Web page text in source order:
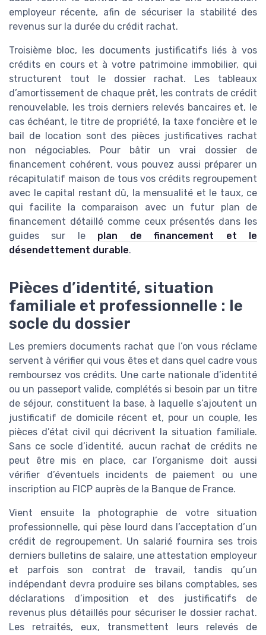
employeur récente, afin de sécuriser la stabilité des
revenus sur la durée du crédit rachat.
Troisième bloc, les documents justificatifs liés à vos
crédits en cours et à votre patrimoine immobilier, qui
structurent tout le dossier rachat. Les tableaux
d’amortissement de chaque prêt, les contrats de crédit
renouvelable, les trois derniers relevés bancaires et, le
cas échéant, le titre de propriété, la taxe foncière et le
bail de location sont des pièces justificatives rachat
non négociables. Pour bâtir un vrai dossier de
financement cohérent, vous pouvez aussi préparer un
récapitulatif maison de tous vos crédits regroupement
avec le capital restant dû, la mensualité et le taux, ce
qui facilite la comparaison avec un futur plan de
financement détaillé comme ceux présentés dans les
guides sur le plan de financement et le
désendettement durable.
Pièces d’identité, situation
familiale et professionnelle : le
socle du dossier
Les premiers documents rachat que l’on vous réclame
servent à vérifier qui vous êtes et dans quel cadre vous
remboursez vos crédits. Une carte nationale d’identité
ou un passeport valide, complétés si besoin par un titre
de séjour, constituent la base, à laquelle s’ajoutent un
justificatif de domicile récent et, pour un couple, les
pièces d’état civil qui décrivent la situation familiale.
Sans ce socle d’identité, aucun rachat de crédits ne
peut être mis en place, car l’organisme doit aussi
vérifier d’éventuels incidents de paiement ou une
inscription au FICP auprès de la Banque de France.
Vient ensuite la photographie de votre situation
professionnelle, qui pèse lourd dans l’acceptation d’un
crédit de regroupement. Un salarié fournira ses trois
derniers bulletins de salaire, une attestation employeur
et parfois son contrat de travail, tandis qu’un
indépendant devra produire ses bilans comptables, ses
déclarations d’imposition et des justificatifs de
revenus plus détaillés pour sécuriser le dossier rachat.
Les retraités, eux, transmettent leurs relevés de